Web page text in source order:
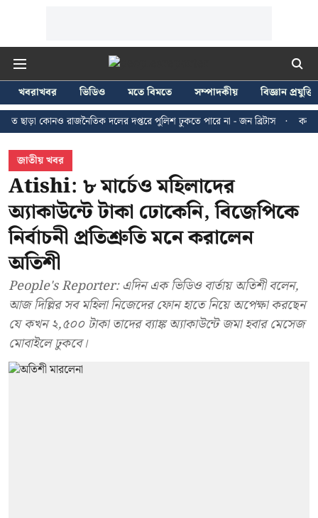
খবরাখবর ভিডিও মতে বিমতে সম্পাদকীয়
বিজ্ঞান প্রযুক্তি
কোনও রাজনৈতিক দলের দপ্তরে পুলিশ ঢুকতে পারে না - জন ব্রিটাস
কলকাতায় ২৪
জাতীয় খবর
Atishi: ৮ মার্চেও মহিলাদের
অ্যাকাউন্টে টাকা ঢোকেনি, বিজেপিকে
নির্বাচনী প্রতিশ্রুতি মনে করালেন
অতিশী
People's Reporter: এদিন এক ভিডিও বার্তায় অতিশী বলেন,
আজ দিল্লির সব মহিলা নিজেদের ফোন হাতে নিয়ে অপেক্ষা করছেন
যে কখন ২,৫০০ টাকা তাদের ব্যাঙ্ক অ্যাকাউন্টে জমা হবার মেসেজ
মোবাইলে ঢুকবে।